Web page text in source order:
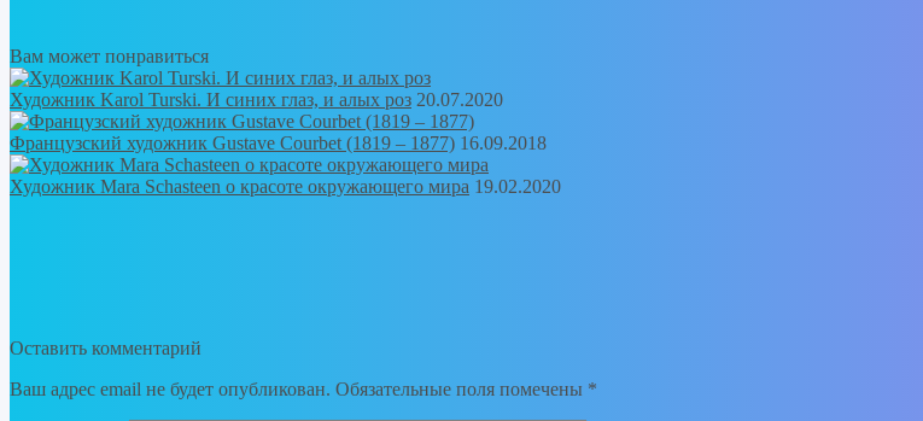
Вам может понравиться
Художник Karol Turski. И синих глаз, и алых роз 20.07.2020
Французский художник Gustave Courbet (1819 – 1877) 16.09.2018
Художник Mara Schasteen о красоте окружающего мира 19.02.2020
Оставить комментарий
Ваш адрес email не будет опубликован. Обязательные поля помечены *